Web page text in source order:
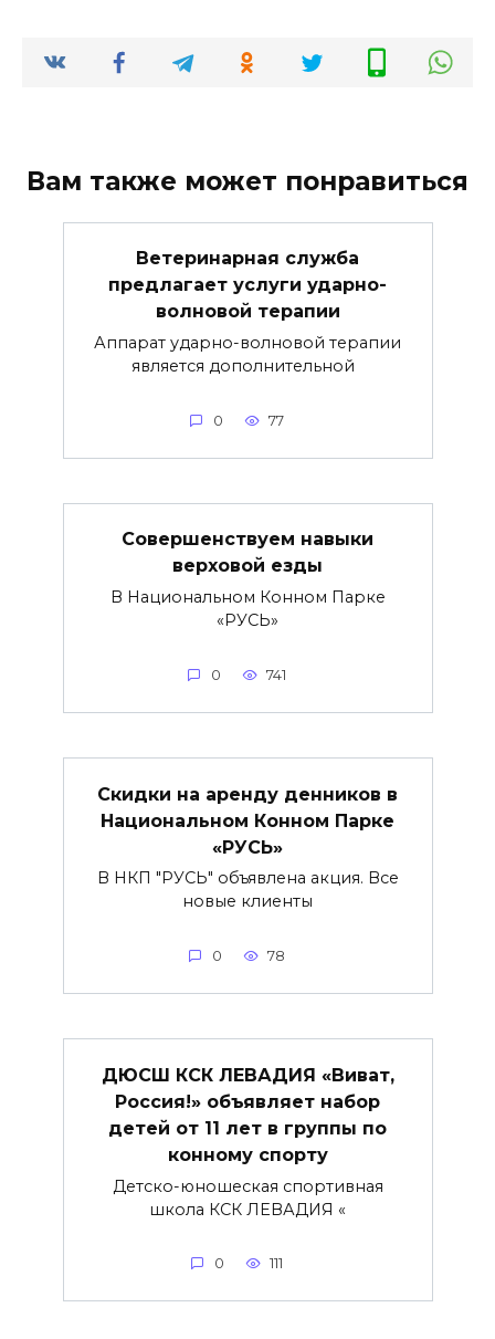
Вам также может понравиться
Ветеринарная служба
предлагает услуги ударно-
волновой терапии
Аппарат ударно-волновой терапии
является дополнительной
0 77
Совершенствуем навыки
верховой езды
В Национальном Конном Парке
«РУСЬ»
0 741
Скидки на аренду денников в
Национальном Конном Парке
«РУСЬ»
В НКП "РУСЬ" объявлена акция. Все
новые клиенты
0 78
ДЮСШ КСК ЛЕВАДИЯ «Виват,
Россия!» объявляет набор
детей от 11 лет в группы по
конному спорту
Детско-юношеская спортивная
школа КСК ЛЕВАДИЯ «
0 111